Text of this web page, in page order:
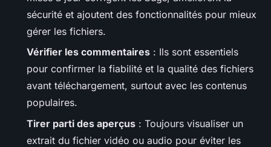
sécurité et ajoutent des fonctionnalités pour mieux
gérer les fichiers.
Vérifier les commentaires : Ils sont essentiels
pour confirmer la fiabilité et la qualité des fichiers
avant téléchargement, surtout avec les contenus
populaires.
Tirer parti des aperçus : Toujours visualiser un
extrait du fichier vidéo ou audio pour éviter les